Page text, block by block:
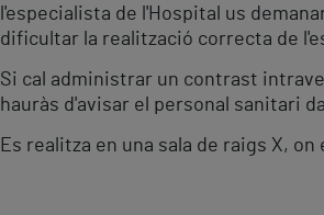
l'especialista de l'Hospital us
dificultar la realització correcta de
Si cal administrar un contrast
hauràs d'avisar el personal sanitari
​Es realitza en una sala de raigs X,